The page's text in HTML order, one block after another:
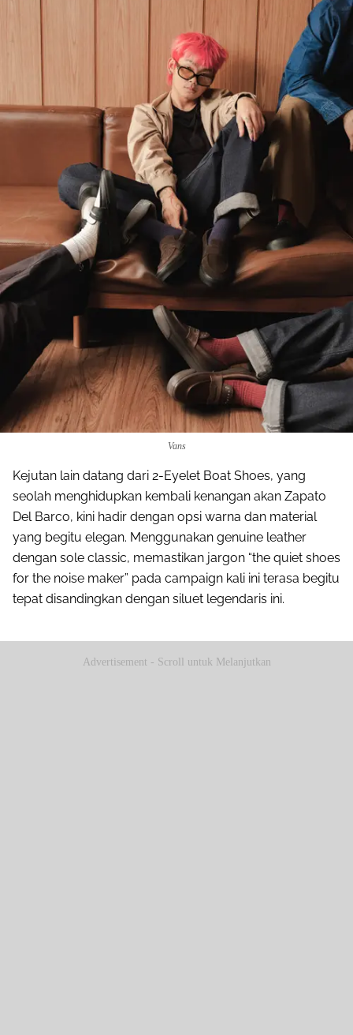
Vans
Kejutan lain datang dari 2-Eyelet Boat Shoes, yang
seolah menghidupkan kembali kenangan akan Zapato
Del Barco, kini hadir dengan opsi warna dan material
yang begitu elegan. Menggunakan genuine leather
dengan sole classic, memastikan jargon “the quiet shoes
for the noise maker” pada campaign kali ini terasa begitu
tepat disandingkan dengan siluet legendaris ini.
Advertisement - Scroll untuk Melanjutkan
Share to others
Pinterest
Mail